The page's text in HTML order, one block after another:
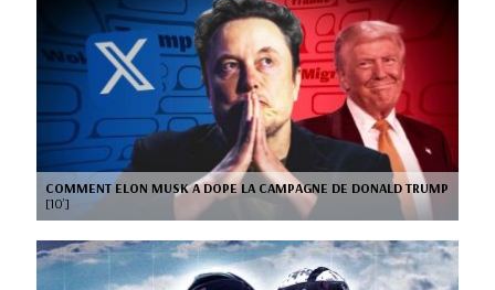
COMMENT ELON MUSK A DOPE LA CAMPAGNE DE DONALD TRUMP
[10’]